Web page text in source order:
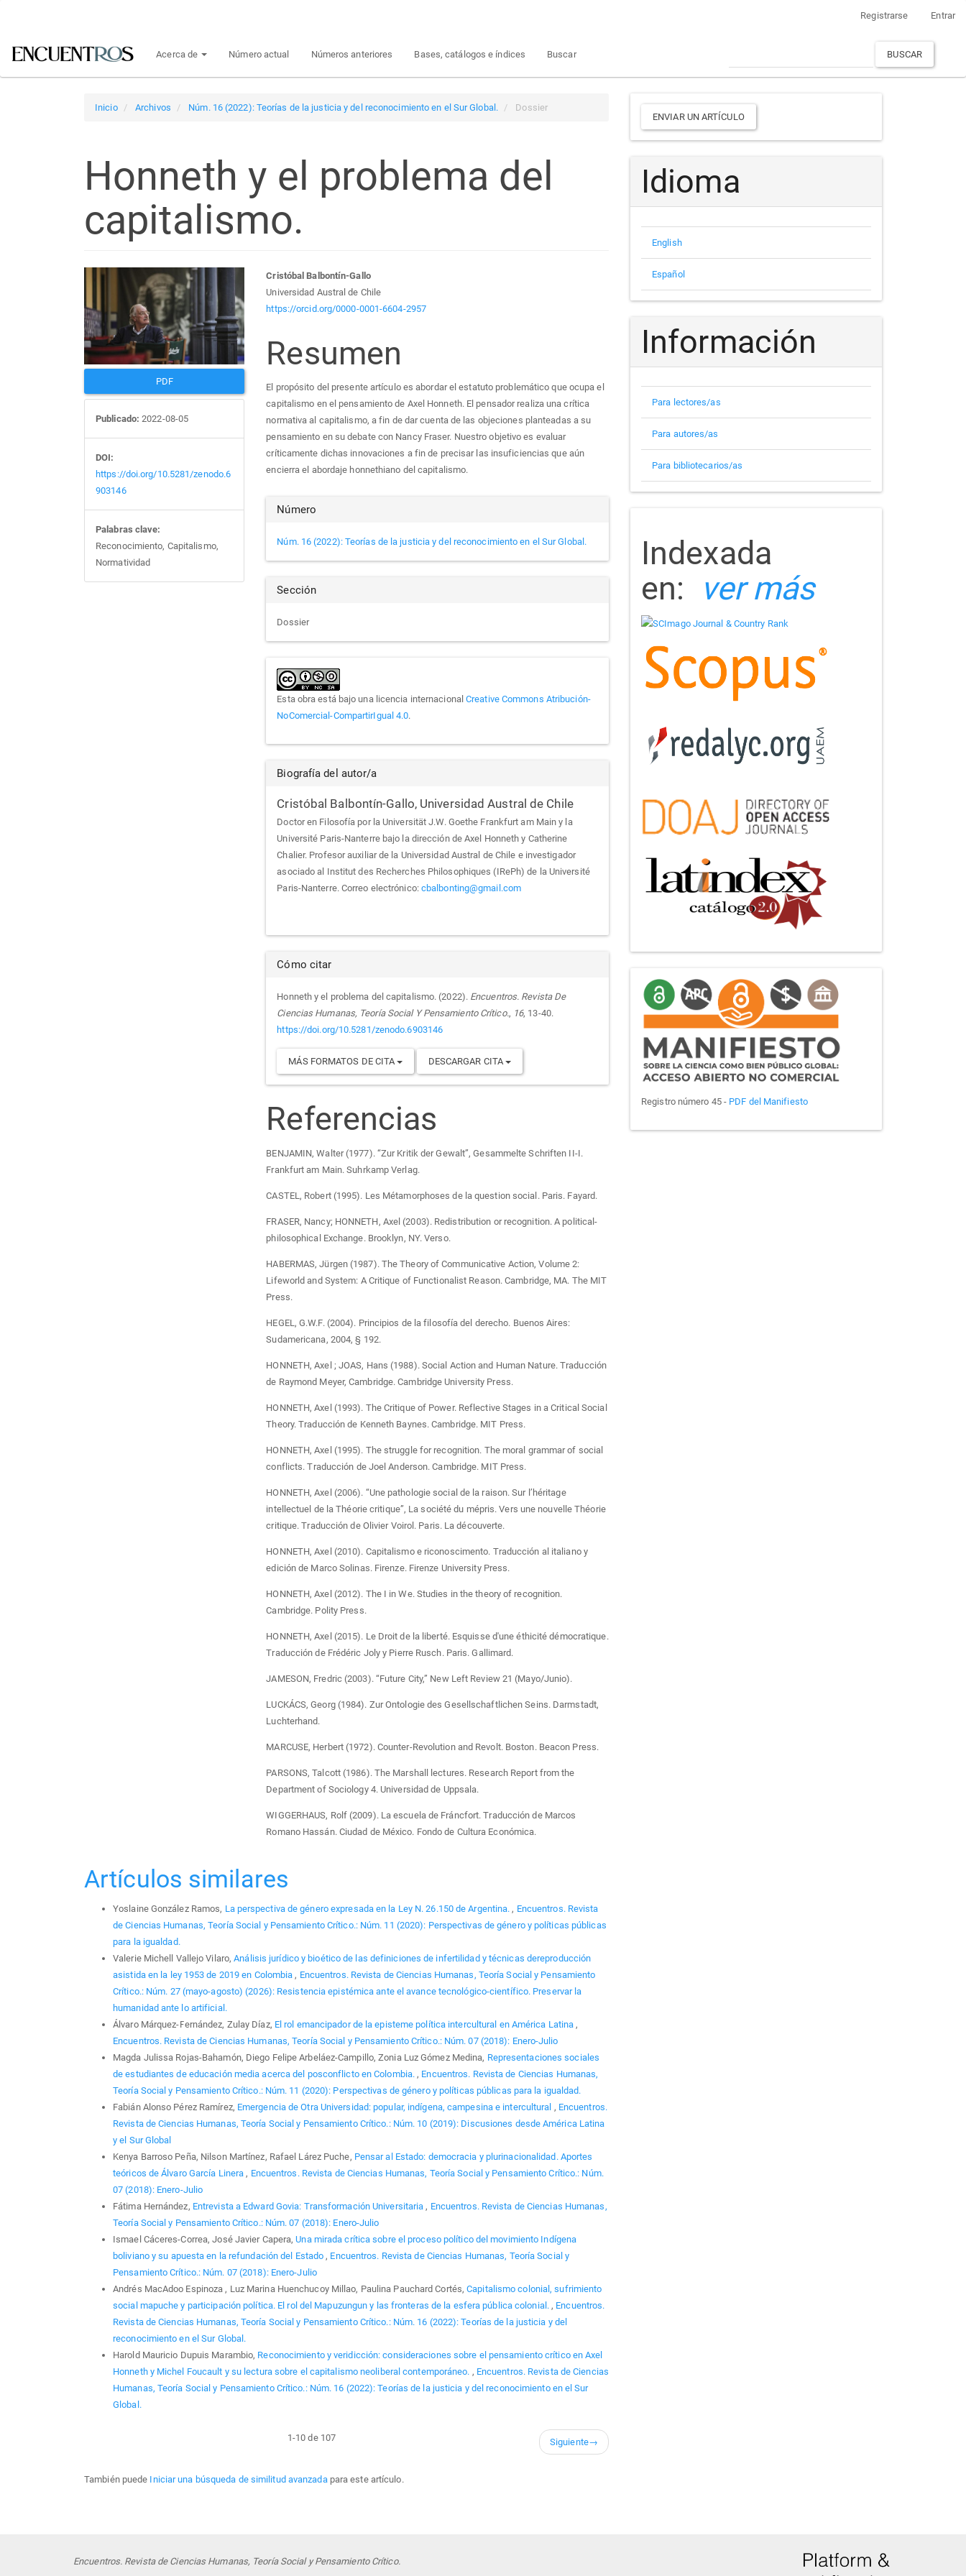
principal
Registrarse Entrar
Acerca de Número actual Números anteriores Bases, catálogos e índices Buscar BUSCAR
Inicio Archivos Núm. 16 (2022): Teorías de la justicia y del reconocimiento en el Sur Global. Dossier
Honneth y el problema del
capitalismo.
Barra
lateral
del
artículo
PDF
Publicado: 2022-08-05
DOI:
https://doi.org/10.5281/zenodo.6
903146
Palabras clave:
Reconocimiento, Capitalismo,
Normatividad
Contenido
principal
del
artículo
Cristóbal Balbontín-Gallo
Universidad Austral de Chile
https://orcid.org/0000-0001-6604-2957
Resumen
El propósito del presente artículo es abordar el estatuto problemático que ocupa el
capitalismo en el pensamiento de Axel Honneth. El pensador realiza una crítica
normativa al capitalismo, a fin de dar cuenta de las objeciones planteadas a su
pensamiento en su debate con Nancy Fraser. Nuestro objetivo es evaluar
críticamente dichas innovaciones a fin de precisar las insuficiencias que aún
encierra el abordaje honnethiano del capitalismo.
Detalles
del
artículo
Número
Núm. 16 (2022): Teorías de la justicia y del reconocimiento en el Sur Global.
Sección
Dossier
Esta obra está bajo una licencia internacionalCreative Commons Atribución-
NoComercial-CompartirIgual 4.0.
Biografía del autor/a
Cristóbal Balbontín-Gallo, Universidad Austral de Chile
Doctor en Filosofía por la Universität J.W. Goethe Frankfurt am Main y la
Université Paris-Nanterre bajo la dirección de Axel Honneth y Catherine
Chalier. Profesor auxiliar de la Universidad Austral de Chile e investigador
asociado al Institut des Recherches Philosophiques (IRePh) de la Université
Paris-Nanterre. Correo electrónico: cbalbonting@gmail.com
Cómo citar
Honneth y el problema del capitalismo. (2022). Encuentros. Revista De
Ciencias Humanas, Teoría Social Y Pensamiento Crítico., 16, 13-40.
https://doi.org/10.5281/zenodo.6903146
MÁS FORMATOS DE CITA DESCARGAR CITA
Referencias
BENJAMIN, Walter (1977). “Zur Kritik der Gewalt”, Gesammelte Schriften II-I.
Frankfurt am Main. Suhrkamp Verlag.
CASTEL, Robert (1995). Les Métamorphoses de la question social. Paris. Fayard.
FRASER, Nancy; HONNETH, Axel (2003). Redistribution or recognition. A political-
philosophical Exchange. Brooklyn, NY. Verso.
HABERMAS, Jürgen (1987). The Theory of Communicative Action, Volume 2:
Lifeworld and System: A Critique of Functionalist Reason. Cambridge, MA. The MIT
Press.
HEGEL, G.W.F. (2004). Principios de la filosofía del derecho. Buenos Aires:
Sudamericana, 2004, § 192.
HONNETH, Axel ; JOAS, Hans (1988). Social Action and Human Nature. Traducción
de Raymond Meyer, Cambridge. Cambridge University Press.
HONNETH, Axel (1993). The Critique of Power. Reflective Stages in a Critical Social
Theory. Traducción de Kenneth Baynes. Cambridge. MIT Press.
HONNETH, Axel (1995). The struggle for recognition. The moral grammar of social
conflicts. Traducción de Joel Anderson. Cambridge. MIT Press.
HONNETH, Axel (2006). “Une pathologie social de la raison. Sur l’héritage
intellectuel de la Théorie critique”, La société du mépris. Vers une nouvelle Théorie
critique. Traducción de Olivier Voirol. Paris. La découverte.
HONNETH, Axel (2010). Capitalismo e riconoscimento. Traducción al italiano y
edición de Marco Solinas. Firenze. Firenze University Press.
HONNETH, Axel (2012). The I in We. Studies in the theory of recognition.
Cambridge. Polity Press.
HONNETH, Axel (2015). Le Droit de la liberté. Esquisse d'une éthicité démocratique.
Traducción de Frédéric Joly y Pierre Rusch. Paris. Gallimard.
JAMESON, Fredric (2003). “Future City,” New Left Review 21 (Mayo/Junio).
LUCKÁCS, Georg (1984). Zur Ontologie des Gesellschaftlichen Seins. Darmstadt,
Luchterhand.
MARCUSE, Herbert (1972). Counter-Revolution and Revolt. Boston. Beacon Press.
PARSONS, Talcott (1986). The Marshall lectures. Research Report from the
Department of Sociology 4. Universidad de Uppsala.
WIGGERHAUS, Rolf (2009). La escuela de Fráncfort. Traducción de Marcos
Romano Hassán. Ciudad de México. Fondo de Cultura Económica.
Artículos similares
Yoslaine González Ramos, La perspectiva de género expresada en la Ley N. 26.150 de Argentina., Encuentros. Revista
de Ciencias Humanas, Teoría Social y Pensamiento Crítico.: Núm. 11 (2020): Perspectivas de género y políticas públicas
para la igualdad.
Valerie Michell Vallejo Vilaro,Análisis jurídico y bioético de las definiciones de infertilidad y técnicas dereproducción
asistida en la ley 1953 de 2019 en Colombia, Encuentros. Revista de Ciencias Humanas, Teoría Social y Pensamiento
Crítico.: Núm. 27 (mayo-agosto) (2026): Resistencia epistémica ante el avance tecnológico-científico. Preservar la
humanidad ante lo artificial.
Álvaro Márquez-Fernández, Zulay Díaz, El rol emancipador de la episteme política intercultural en América Latina,
Encuentros. Revista de Ciencias Humanas, Teoría Social y Pensamiento Crítico.: Núm. 07 (2018): Enero-Julio
Magda Julissa Rojas-Bahamón, Diego Felipe Arbeláez-Campillo, Zonia Luz Gómez Medina, Representaciones sociales
de estudiantes de educación media acerca del posconflicto en Colombia., Encuentros. Revista de Ciencias Humanas,
Teoría Social y Pensamiento Crítico.: Núm. 11 (2020): Perspectivas de género y políticas públicas para la igualdad.
Fabián Alonso Pérez Ramírez, Emergencia de Otra Universidad: popular, indígena, campesina e intercultural , Encuentros.
Revista de Ciencias Humanas, Teoría Social y Pensamiento Crítico.: Núm. 10 (2019): Discusiones desde América Latina
y el Sur Global
Kenya Barroso Peña, Nilson Martínez, Rafael Lárez Puche, Pensar al Estado: democracia y plurinacionalidad. Aportes
teóricos de Álvaro García Linera, Encuentros. Revista de Ciencias Humanas, Teoría Social y Pensamiento Crítico.: Núm.
07 (2018): Enero-Julio
Fátima Hernández, Entrevista a Edward Govia: Transformación Universitaria, Encuentros. Revista de Ciencias Humanas,
Teoría Social y Pensamiento Crítico.: Núm. 07 (2018): Enero-Julio
Ismael Cáceres-Correa, José Javier Capera,Una mirada crítica sobre el proceso político del movimiento Indígena
boliviano y su apuesta en la refundación del Estado, Encuentros. Revista de Ciencias Humanas, Teoría Social y
Pensamiento Crítico.: Núm. 07 (2018): Enero-Julio
Andrés MacAdoo Espinoza , Luz Marina Huenchucoy Millao, Paulina Pauchard Cortés,Capitalismo colonial, sufrimiento
social mapuche y participación política. El rol del Mapuzungun y las fronteras de la esfera pública colonial. , Encuentros.
Revista de Ciencias Humanas, Teoría Social y Pensamiento Crítico.: Núm. 16 (2022): Teorías de la justicia y del
reconocimiento en el Sur Global.
Harold Mauricio Dupuis Marambio, Reconocimiento y veridicción: consideraciones sobre el pensamiento crítico en Axel
Honneth y Michel Foucault y su lectura sobre el capitalismo neoliberal contemporáneo. , Encuentros. Revista de Ciencias
Humanas, Teoría Social y Pensamiento Crítico.: Núm. 16 (2022): Teorías de la justicia y del reconocimiento en el Sur
Global.
1-10 de 107 Siguiente→
También puede Iniciar una búsqueda de similitud avanzadapara este artículo.
Enviar
un
artículo
ENVIAR UN ARTÍCULO
Idioma
English
Español
Información
Para lectores/as
Para autores/as
Para bibliotecarios/as
indizada
Indexada
en:
ver más
manifiesto
Registro número 45 - PDF del Manifiesto
Encuentros. Revista de Ciencias Humanas, Teoría Social y Pensamiento Crítico.